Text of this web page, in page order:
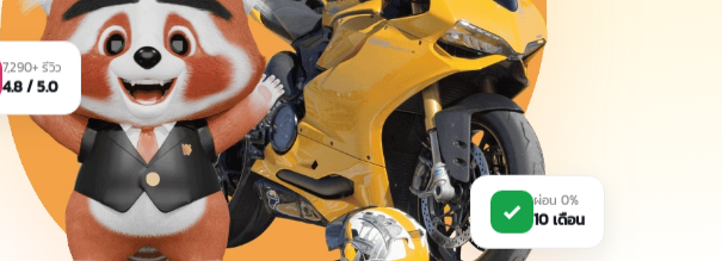
ผ่อน 0%
10 เดือน
7,290+ รีวิว
4.8 / 5.0